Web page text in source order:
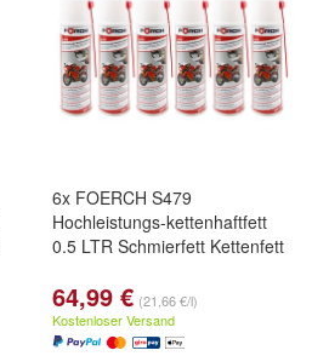
6x FOERCH S479
Hochleistungs-kettenhaftfett
0.5 LTR Schmierfett Kettenfett
64,99 € (21,66 €/l)
Kostenloser Versand